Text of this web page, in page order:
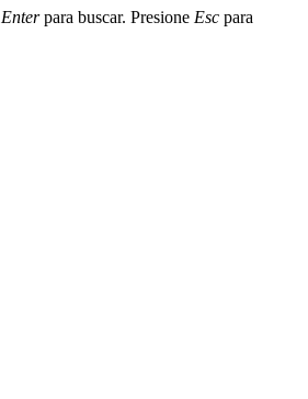
Enterpara buscar. Presione Esc para